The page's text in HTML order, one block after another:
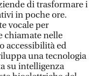
di trasformare i
in poche ore.
vocale per
chiamate nelle
accessibilità ed
una tecnologia
su intelligenza